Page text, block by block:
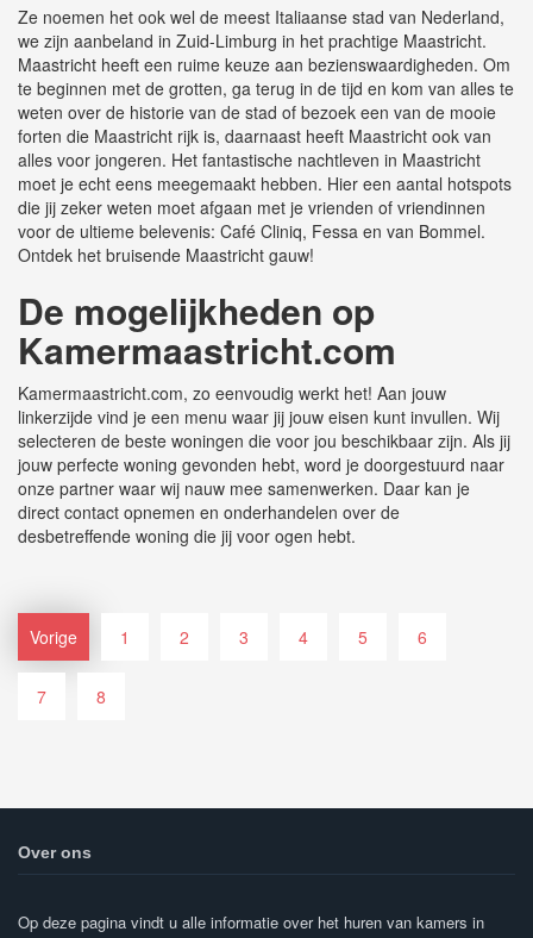
Ze noemen het ook wel de meest Italiaanse stad van Nederland,
we zijn aanbeland in Zuid-Limburg in het prachtige Maastricht.
Maastricht heeft een ruime keuze aan bezienswaardigheden. Om
te beginnen met de grotten, ga terug in de tijd en kom van alles te
weten over de historie van de stad of bezoek een van de mooie
forten die Maastricht rijk is, daarnaast heeft Maastricht ook van
alles voor jongeren. Het fantastische nachtleven in Maastricht
moet je echt eens meegemaakt hebben. Hier een aantal hotspots
die jij zeker weten moet afgaan met je vrienden of vriendinnen
voor de ultieme belevenis: Café Cliniq, Fessa en van Bommel.
Ontdek het bruisende Maastricht gauw!
De mogelijkheden op
Kamermaastricht.com
Kamermaastricht.com, zo eenvoudig werkt het! Aan jouw
linkerzijde vind je een menu waar jij jouw eisen kunt invullen. Wij
selecteren de beste woningen die voor jou beschikbaar zijn. Als jij
jouw perfecte woning gevonden hebt, word je doorgestuurd naar
onze partner waar wij nauw mee samenwerken. Daar kan je
direct contact opnemen en onderhandelen over de
desbetreffende woning die jij voor ogen hebt.
Vorige 1 2 3 4 5 6
7 8
Over ons
Op deze pagina vindt u alle informatie over het huren van kamers in